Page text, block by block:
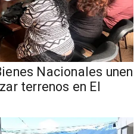
Nacionales unen
terrenos en El